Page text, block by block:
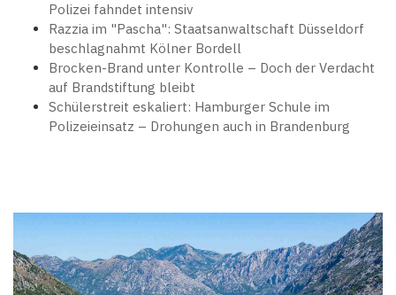
Polizei fahndet intensiv
Razzia im "Pascha": Staatsanwaltschaft Düsseldorf
beschlagnahmt Kölner Bordell
Brocken-Brand unter Kontrolle – Doch der Verdacht
auf Brandstiftung bleibt
Schülerstreit eskaliert: Hamburger Schule im
Polizeieinsatz – Drohungen auch in Brandenburg